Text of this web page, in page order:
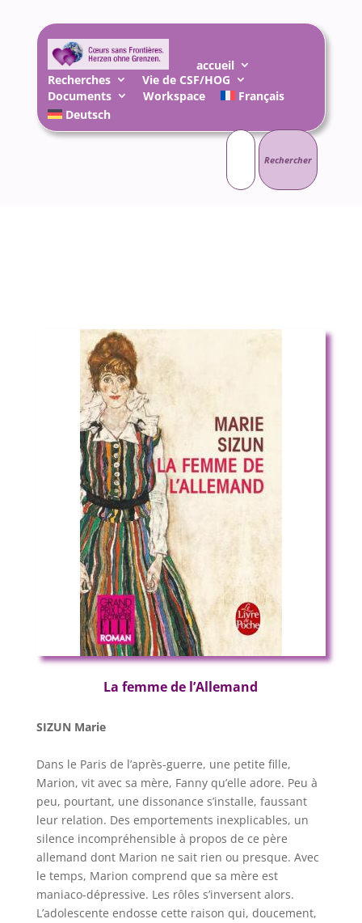
accueil
Recherches
Vie de CSF/HOG
Documents
Workspace
Français
Deutsch
Rechercher :
La femme de l’Allemand
SIZUN Marie
Dans le Paris de l’après-guerre, une petite fille,
Marion, vit avec sa mère, Fanny qu’elle adore. Peu à
peu, pourtant, une dissonance s’installe, faussant
leur relation. Des emportements inexplicables, un
silence incompréhensible à propos de ce père
allemand dont Marion ne sait rien ou presque. Avec
le temps, Marion comprend que sa mère est
maniaco-dépressive. Les rôles s’inversent alors.
L’adolescente endosse cette raison qui, doucement,